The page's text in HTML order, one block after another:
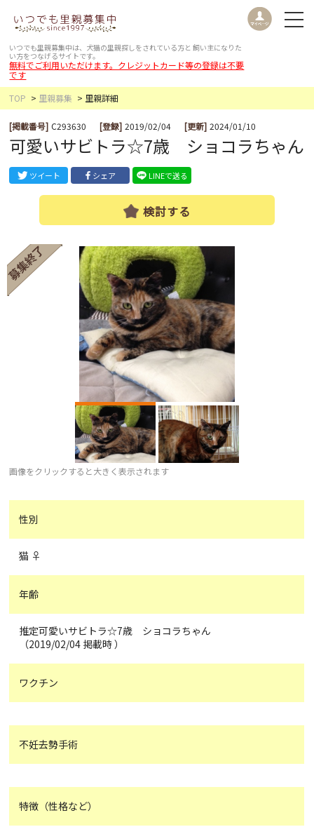
いつでも里親募集中は、犬猫の里親探しをされている方と 飼い主になりた
い方をつなげるサイトです。
無料でご利用いただけます。クレジットカード等の登録は不要
です
TOP
里親募集 里親詳細
[掲載番号] C293630 [登録] 2019/02/04 [更新] 2024/01/10
可愛いサビトラ☆7歳 ショコラちゃん
ツイート シェア LINEで送る
検討する
画像をクリックすると大きく表示されます
性別
猫 ♀
年齢
推定可愛いサビトラ☆7歳 ショコラちゃん
（2019/02/04 掲載時 ）
ワクチン
不妊去勢手術
特徴（性格など）